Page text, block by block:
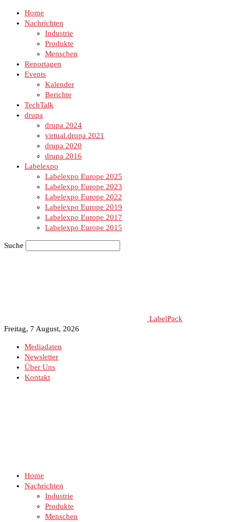
Home
Nachrichten
Industrie
Produkte
Menschen
Reportagen
Events
Kalender
Berichte
TechTalk
drupa
drupa 2024
virtual.drupa 2021
drupa 2020
drupa 2016
Labelexpo
Labelexpo Europe 2025
Labelexpo Europe 2023
Labelexpo Europe 2022
Labelexpo Europe 2019
Labelexpo Europe 2017
Labelexpo Europe 2015
Suche
LabelPack
Freitag, 7 August, 2026
Mediadaten
Newsletter
Über Uns
Kontakt
Home
Nachrichten
Industrie
Produkte
Menschen